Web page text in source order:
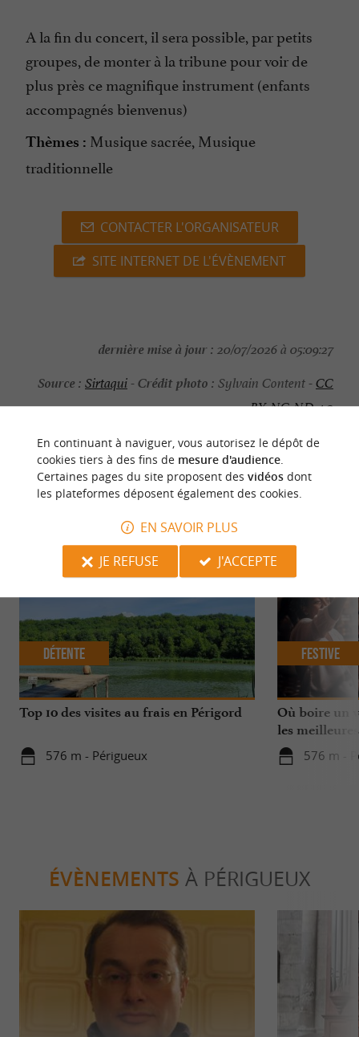
A la fin du concert, il sera possible, par petits
groupes, de monter à la tribune pour voir de
plus près ce magnifique instrument (enfants
accompagnés bienvenus)
Thèmes : Musique sacrée, Musique
traditionnelle
CONTACTER L'ORGANISATEUR
SITE INTERNET DE L'ÉVÈNEMENT
dernière mise à jour : 20/07/2026 à 05:09:27
Source : Sirtaqui-Crédit photo : Sylvain Content -CC
BY-NC-ND 4.0
NOUS AVONS TESTÉPOUR VOUS
Top 10 des visites au frais en Périgord
576 m - Périgueux
Détente
Où boire un
les
576 m -
Festive
ÉVÈNEMENTS À PÉRIGUEUX
En continuant à naviguer, vous autorisez le dépôt de
cookies tiers à des fins de mesure d'audience.
Certaines pages du site proposent des vidéosdont
les plateformes déposent également des cookies.
EN SAVOIR PLUS
JE REFUSE
J'ACCEPTE